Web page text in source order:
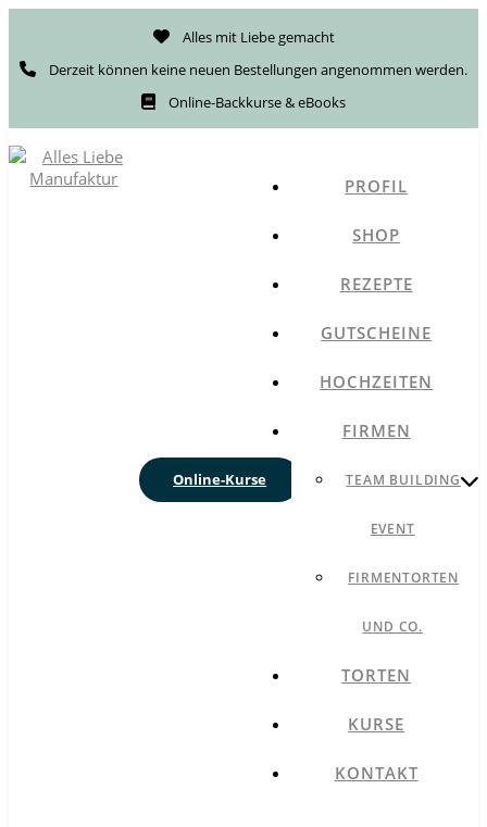
Alles mit Liebe gemacht
Derzeit können keine neuen Bestellungen angenommen werden.
Online-Backkurse & eBooks
Online-Kurse
PROFIL
SHOP
REZEPTE
GUTSCHEINE
HOCHZEITEN
FIRMEN
TEAM BUILDING
EVENT
FIRMENTORTEN
UND CO.
TORTEN
KURSE
KONTAKT